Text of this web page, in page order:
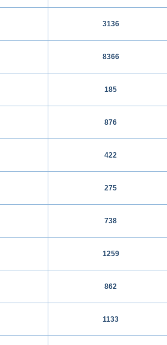
3136
8366
185
876
422
275
738
1259
862
1133